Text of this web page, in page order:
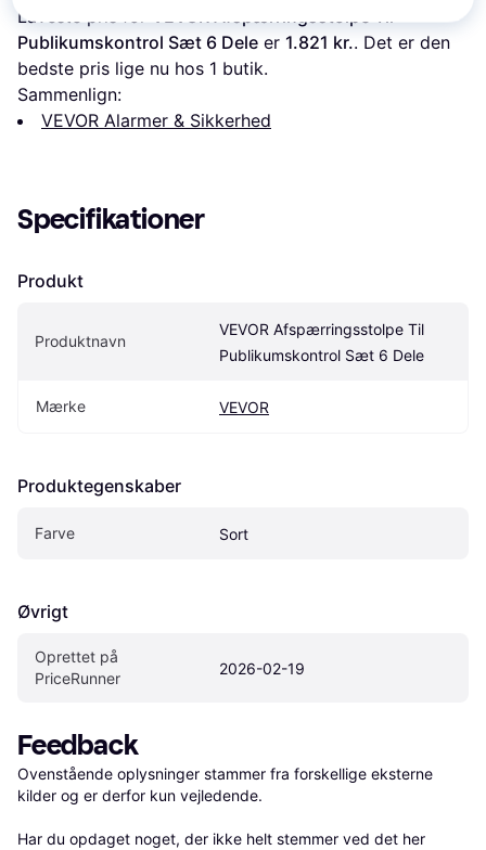
Laveste pris for VEVOR Afspærringsstolpe Til
Publikumskontrol Sæt 6 Dele er 1.821 kr.. Det er den
bedste pris lige nu hos 1 butik.
Sammenlign:
VEVOR Alarmer & Sikkerhed
Specifikationer
Produkt
Produktnavn
VEVOR Afspærringsstolpe Til
Publikumskontrol Sæt 6 Dele
Mærke VEVOR
Produktegenskaber
Farve Sort
Øvrigt
Oprettet på
PriceRunner
2026-02-19
Feedback
Ovenstående oplysninger stammer fra forskellige eksterne
kilder og er derfor kun vejledende.
Har du opdaget noget, der ikke helt stemmer ved det her